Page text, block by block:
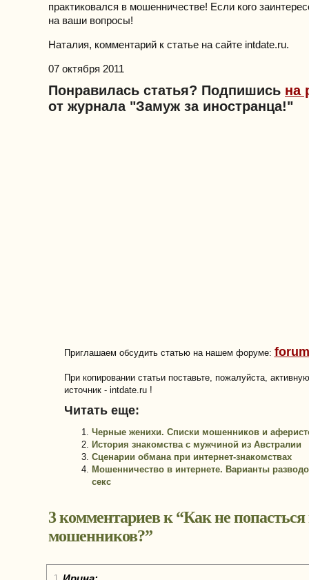
практиковался в мошенничестве! Если кого
на ваши вопросы!
Наталия, комментарий к статье на сайте intdate.ru.
07 октября 2011
Понравилась статья? Подпишись на
от журнала "Замуж за иностранца!"
Приглашаем обсудить статью на нашем форуме:
При копировании статьи поставьте, пожалуйста,
источник - intdate.ru !
Читать еще:
Черные женихи. Списки мошенников и
История знакомства с мужчиной из Австралии
Сценарии обмана при интернет-знакомствах
Мошенничество в интернете. Варианты
секс
3 комментариев к “Как не попасться
мошенников?”
1